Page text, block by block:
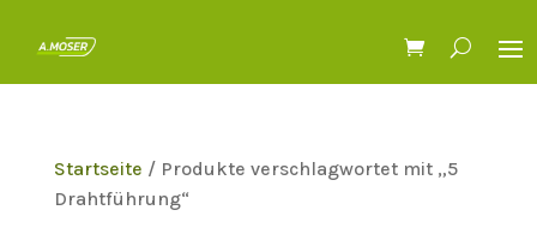
Startseite / Produkte verschlagwortet mit „5
Drahtführung“